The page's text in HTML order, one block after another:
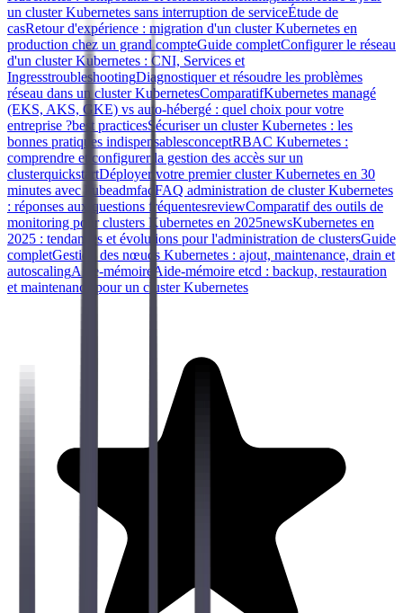
un cluster Kubernetes sans interruption de serviceÉtude de
casRetour d'expérience : migration d'un cluster Kubernetes en
production chez un grand compteGuide completConfigurer le réseau
d'un cluster Kubernetes : CNI, Services et
IngresstroubleshootingDiagnostiquer et résoudre les problèmes
réseau dans un cluster KubernetesComparatifKubernetes managé
(EKS, AKS, GKE) vs auto-hébergé : quel choix pour votre
entreprise ?best practicesSécuriser un cluster Kubernetes : les
bonnes pratiques indispensablesconceptRBAC Kubernetes :
comprendre et configurer la gestion des accès sur un
clusterquickstartDéployer votre premier cluster Kubernetes en 30
minutes avec kubeadmfaq FAQ administration de cluster Kubernetes
: réponses aux questions fréquentesreviewComparatif des outils de
monitoring pour clusters Kubernetes en 2025newsKubernetes en
2025 : tendances et évolutions pour l'administration de clustersGuide
completGestion des nœuds Kubernetes : ajout, maintenance, drain et
autoscalingAide-mémoire Aide-mémoire etcd : backup, restauration
et maintenance pour un cluster Kubernetes